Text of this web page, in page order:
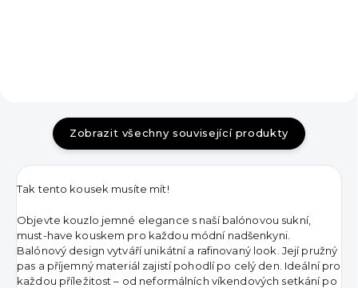
Zobrazit všechny související produkty
Tak tento kousek musíte mít!
Objevte kouzlo jemné elegance s naší balónovou sukní,
must-have kouskem pro každou módní nadšenkyni.
Balónový design vytváří unikátní a rafinovaný look. Její pružný
pas a příjemný materiál zajistí pohodlí po celý den. Ideální pro
každou příležitost – od neformálních víkendových setkání po